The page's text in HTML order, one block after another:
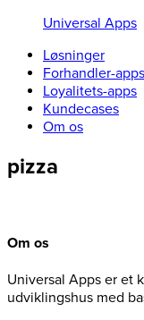
Universal Apps
Løsninger
Forhandler-apps
Loyalitets-apps
Kundecases
Om os
pizza
Om os
Universal Apps er et
udviklingshus med